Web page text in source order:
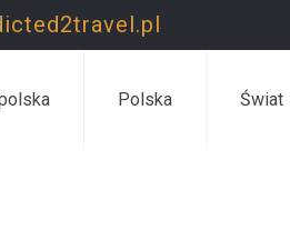
Polska Świat